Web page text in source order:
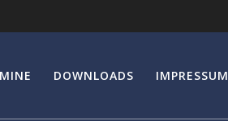
DOWNLOADS IMPRESSUM